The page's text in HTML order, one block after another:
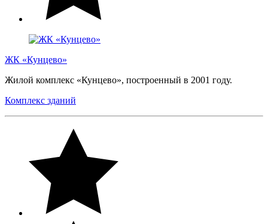
ЖК «Кунцево»
Жилой комплекс «Кунцево», построенный в 2001 году.
Комплекс зданий